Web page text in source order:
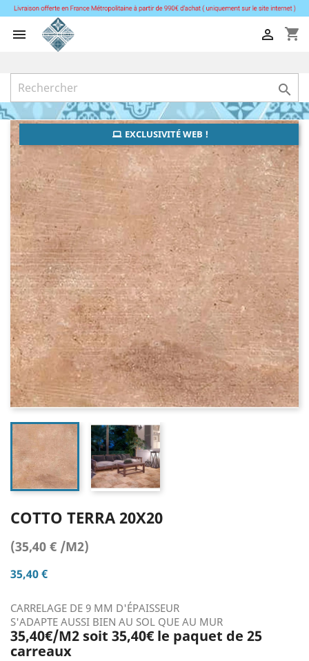
 shopping_cart


EXCLUSIVITÉ WEB !
COTTO TERRA 20X20
(35,40 € /M2)
35,40 €
CARRELAGE DE 9 MM D'ÉPAISSEUR
S'ADAPTE AUSSI BIEN AU SOL QUE AU MUR
35,40€/M2 soit 35,40€ le paquet de 25
carreaux